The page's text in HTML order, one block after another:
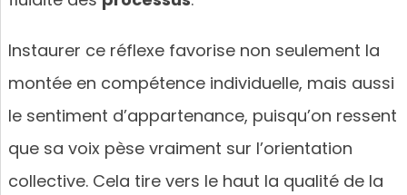
Instaurer ce réflexe favorise non seulement la
montée en compétence individuelle, mais aussi
le sentiment d’appartenance, puisqu’on ressent
que sa voix pèse vraiment sur l’orientation
collective. Cela tire vers le haut la qualité de la